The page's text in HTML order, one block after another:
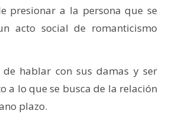
presionar a la persona que se
acto social de romanticismo
de hablar con sus damas y ser
a lo que se busca de la relación
plazo.